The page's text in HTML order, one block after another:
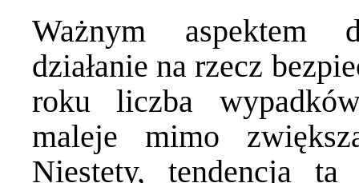
Ważnym aspektem
działanie na rzecz
roku liczba
maleje mimo
Niestety, tendencja